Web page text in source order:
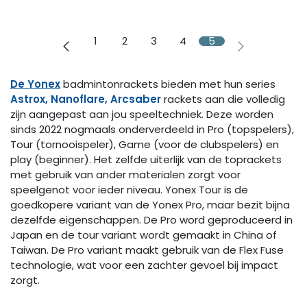
1 2 3 4 5
De Yonexbadmintonrackets bieden met hun series
Astrox, Nanoflare, Arcsaberrackets aan die volledig
zijn aangepast aan jou speeltechniek. Deze worden
sinds 2022 nogmaals onderverdeeld in Pro (topspelers),
Tour (tornooispeler), Game (voor de clubspelers) en
play (beginner). Het zelfde uiterlijk van de toprackets
met gebruik van ander materialen zorgt voor
speelgenot voor ieder niveau. Yonex Tour is de
goedkopere variant van de Yonex Pro, maar bezit bijna
dezelfde eigenschappen. De Pro word geproduceerd in
Japan en de tour variant wordt gemaakt in China of
Taiwan. De Pro variant maakt gebruik van de Flex Fuse
technologie, wat voor een zachter gevoel bij impact
zorgt.